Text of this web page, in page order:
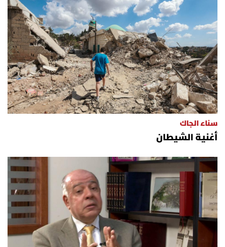
سناء الجاك
أغنية الشيطان